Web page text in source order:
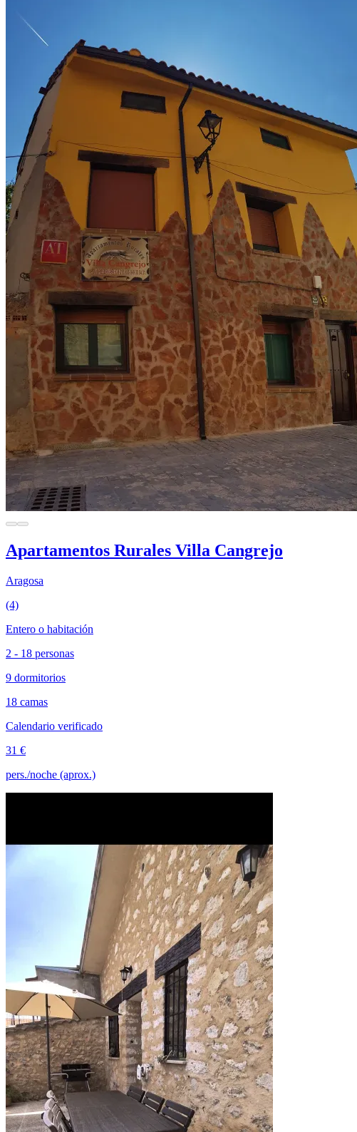
Apartamentos Rurales Villa Cangrejo
Aragosa
(4)
Entero o habitación
2 - 18 personas
9 dormitorios
18 camas
Calendario verificado
31 €
pers./noche (aprox.)